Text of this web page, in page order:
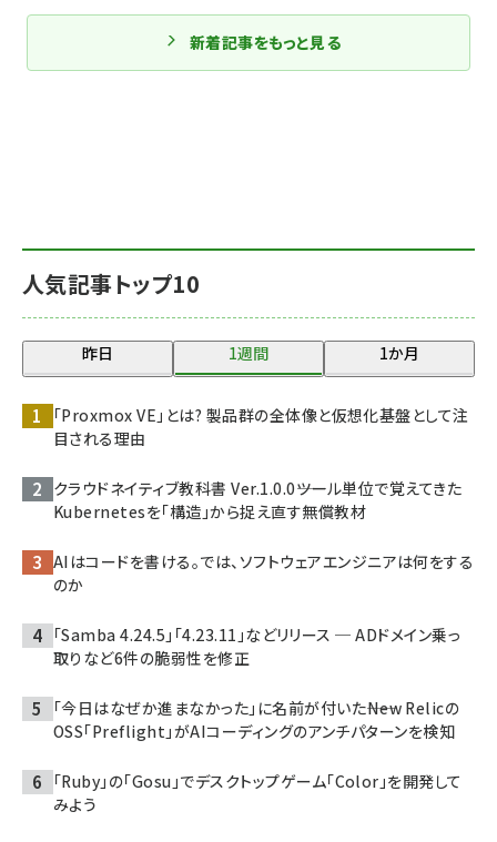
人気記事トップ10
昨日 1週間 1か月
「Proxmox VE」とは? 製品群の全体像と仮想化基盤として注
目される理由
クラウドネイティブ教科書 Ver.1.0.0――ツール単位で覚えてきた
Kubernetesを「構造」から捉え直す無償教材
AIはコードを書ける。では、ソフトウェアエンジニアは何をする
のか
「Samba 4.24.5」「4.23.11」などリリース ─ ADドメイン乗っ
取りなど6件の脆弱性を修正
「今日はなぜか進まなかった」に名前が付いた――New Relicの
OSS「Preflight」がAIコーディングのアンチパターンを検知
「Ruby」の「Gosu」でデスクトップゲーム「Color」を開発して
みよう
新着記事をもっと見る